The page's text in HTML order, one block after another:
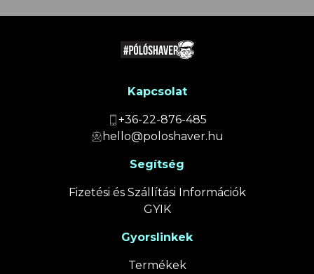
Kapcsolat
+36-22-876-485
hello@poloshaver.hu
Segítség
Fizetési és Szállítási Információk
GYIK
Gyorslinkek
Termékek